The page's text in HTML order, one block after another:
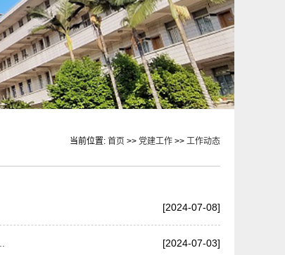
当前位置: 首页 >> 党建工作 >> 工作动态
[2024-07-08]
[2024-07-03]